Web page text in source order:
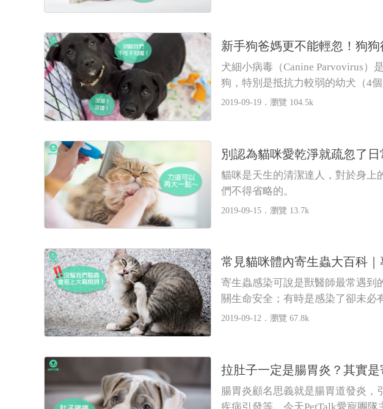
新手狗爸媽更不能輕忽！狗
犬細小病毒（Canine Parvovirus
狗，特別是抵抗力較弱的幼犬（4
牧羊犬。
2019-09-19． 瀏覽 104.5k
別認為貓咪愛乾淨就疏忽了
貓咪是天生的清潔達人，對於身上
們不得省略的。
2019-09-15． 瀏覽 13.7k
常見貓咪體內寄生蟲大百科
寄生蟲感染可說是獸醫師最常遇到
關生命安全；有時是感染了卻未必
2019-09-12． 瀏覽 67.8k
拉肚子一定是腸胃炎？其實
腸胃炎顧名思義就是腸胃道發炎，